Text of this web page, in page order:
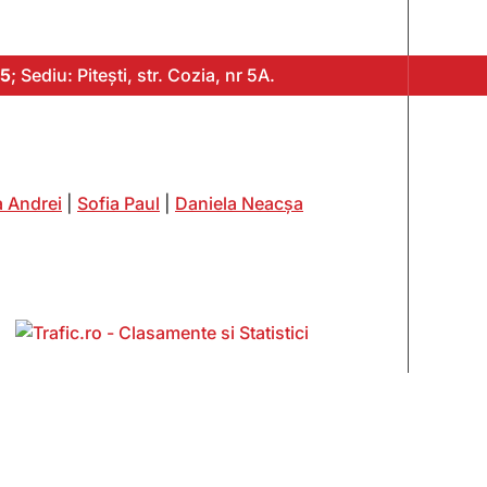
; Sediu: Pitești, str. Cozia, nr 5A.
Andrei Sofia Paul Daniela Neacșa